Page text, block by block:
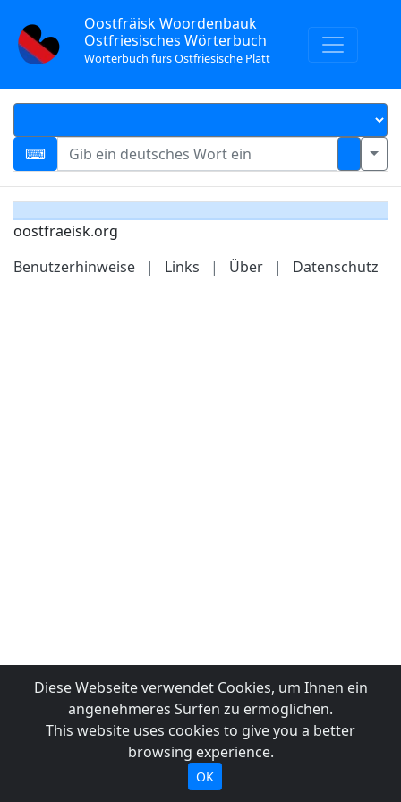
Oostfräisk Woordenbauk
Ostfriesisches Wörterbuch
Wörterbuch fürs Ostfriesische Platt
oostfraeisk.org
Benutzerhinweise
| Links | Über | Datenschutz
Diese Webseite verwendet Cookies, um Ihnen ein
angenehmeres Surfen zu ermöglichen.
This website uses cookies to give you a better
browsing experience.
OK